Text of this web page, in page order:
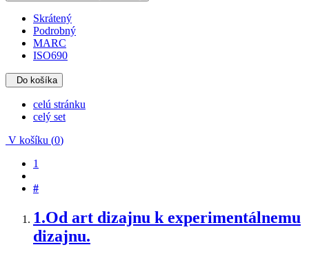
Skrátený
Podrobný
MARC
ISO690
Do košíka
celú stránku
celý set
V košíku (0)
1
#
1.Od art dizajnu k experimentálnemu
dizajnu.